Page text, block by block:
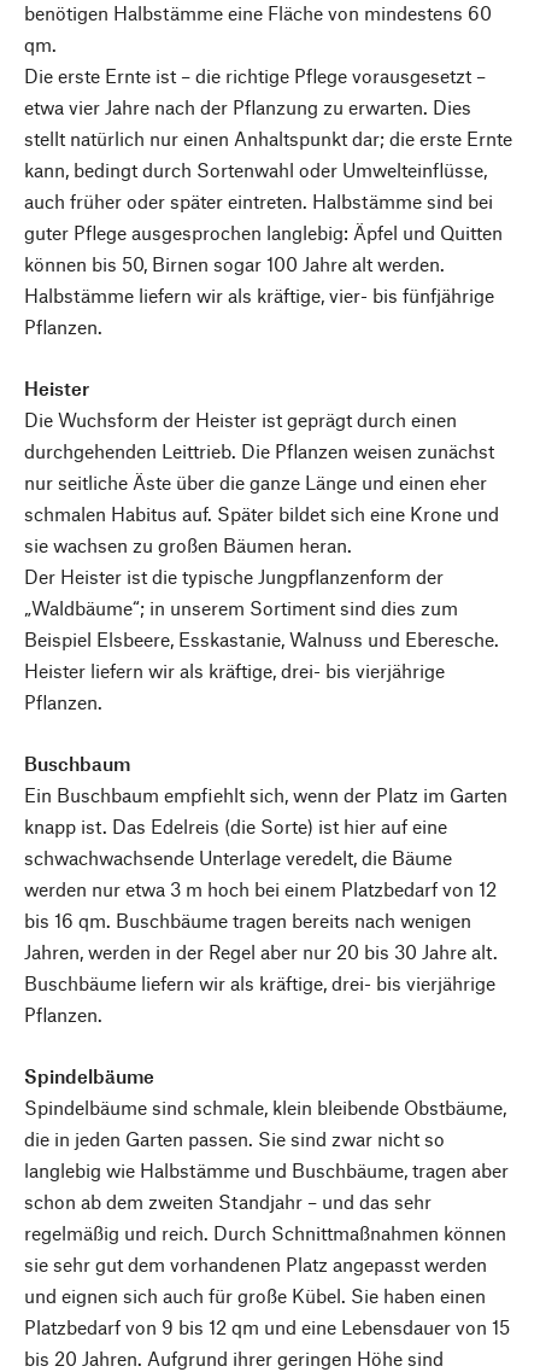
benötigen Halbstämme eine Fläche von mindestens 60
qm.
Die erste Ernte ist – die richtige Pflege vorausgesetzt –
etwa vier Jahre nach der Pflanzung zu erwarten. Dies
stellt natürlich nur einen Anhaltspunkt dar; die erste Ernte
kann, bedingt durch Sortenwahl oder Umwelteinflüsse,
auch früher oder später eintreten. Halbstämme sind bei
guter Pflege ausgesprochen langlebig: Äpfel und Quitten
können bis 50, Birnen sogar 100 Jahre alt werden.
Halbstämme liefern wir als kräftige, vier- bis fünfjährige
Pflanzen.
Heister
Die Wuchsform der Heister ist geprägt durch einen
durchgehenden Leittrieb. Die Pflanzen weisen zunächst
nur seitliche Äste über die ganze Länge und einen eher
schmalen Habitus auf. Später bildet sich eine Krone und
sie wachsen zu großen Bäumen heran.
Der Heister ist die typische Jungpflanzenform der
„Waldbäume“; in unserem Sortiment sind dies zum
Beispiel Elsbeere, Esskastanie, Walnuss und Eberesche.
Heister liefern wir als kräftige, drei- bis vierjährige
Pflanzen.
Buschbaum
Ein Buschbaum empfiehlt sich, wenn der Platz im Garten
knapp ist. Das Edelreis (die Sorte) ist hier auf eine
schwachwachsende Unterlage veredelt, die Bäume
werden nur etwa 3 m hoch bei einem Platzbedarf von 12
bis 16 qm. Buschbäume tragen bereits nach wenigen
Jahren, werden in der Regel aber nur 20 bis 30 Jahre alt.
Buschbäume liefern wir als kräftige, drei- bis vierjährige
Pflanzen.
Spindelbäume
Spindelbäume sind schmale, klein bleibende Obstbäume,
die in jeden Garten passen. Sie sind zwar nicht so
langlebig wie Halbstämme und Buschbäume, tragen aber
schon ab dem zweiten Standjahr – und das sehr
regelmäßig und reich. Durch Schnittmaßnahmen können
sie sehr gut dem vorhandenen Platz angepasst werden
und eignen sich auch für große Kübel. Sie haben einen
Platzbedarf von 9 bis 12 qm und eine Lebensdauer von 15
bis 20 Jahren. Aufgrund ihrer geringen Höhe sind